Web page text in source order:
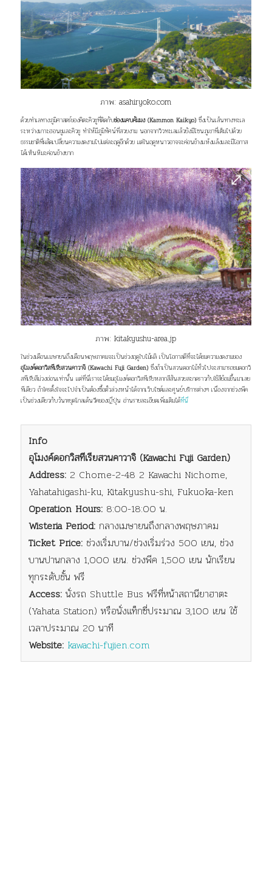
ภาพ:asahiryoko.com
ด้วยทำเลทางภูมิศาสตร์ของคิตะคิวชูที่ติดกับช่องแคบคัมมง (Kammon Kaikyo)ซึ่งเป็นเส้นทางทะเล
ระหว่างเกาะฮอนชูและคิวชู ทำให้มีภูมิทัศน์ที่สวยงาม นอกจากวิวทะเลแล้วยังมีโซนภูเขาที่เต็มไปด้วย
ธรรมชาติที่ผลัดเปลี่ยนความงดงามไปแต่ละฤดูอีกด้วย แต่ในฤดูหนาวอาจจะค่อนข้างแห้งแล้งและมีโอกาส
ได้เห็นหิมะค่อนข้างยาก
ภาพ:kitakyushu-area.jp
ในช่วงเดือนเมษายนถึงเดือนพฤษภาคมจะเป็นช่วงฤดูใบไม้ผลิ เป็นโอกาสดีที่จะได้ชมความงดงามของ
อุโมงค์ดอกวิสทีเรียสวนคาวาจิ (Kawachi Fuji Garden)ซึ่งถ้าเป็นสวนดอกไม้ทั่วไปจะสามารถชมดอกวิ
สทีเรียสีม่วงอ่อนเท่านั้น แต่ที่นี่เราจะได้ชมอุโมงค์ดอกวิสทีเรียหลากสีสันสวยสะกดราวกับใช้สีย้อมขึ้นมาเลย
ทีเดียว ถ้าใครตั้งใจจะไปจำเป็นต้องซื้อตั๋วล่วงหน้าได้จากเว็บไซต์และศูนย์บริการต่างๆ เนื่องจากช่วงพีค
เป็นช่วงเดียวกับวันหยุดโกลเด้นวีคของญี่ปุ่น อ่านรายละเอียดเพิ่มเติมได้ที่นี่
Info
อุโมงค์ดอกวิสทีเรียสวนคาวาจิ (Kawachi Fuji Garden)
Address:2 Chome-2-48 2 Kawachi Nichome,
Yahatahigashi-ku, Kitakyushu-shi, Fukuoka-ken
Operation Hours:8:00-18:00 น.
Wisteria Period:กลางเมษายนถึงกลางพฤษภาคม
Ticket Price:ช่วงเริ่มบาน/ช่วงเริ่มร่วง 500 เยน, ช่วง
บานปานกลาง 1,000 เยน. ช่วงพีค 1,500 เยน นักเรียน
ทุกระดับชั้น ฟรี
Access:นั่งรถ Shuttle Bus ฟรีที่หน้าสถานียาฮาตะ
(Yahata Station) หรือนั่งแท็กซี่ประมาณ 3,100 เยน ใช้
เวลาประมาณ 20 นาที
Website: kawachi-fujien.com